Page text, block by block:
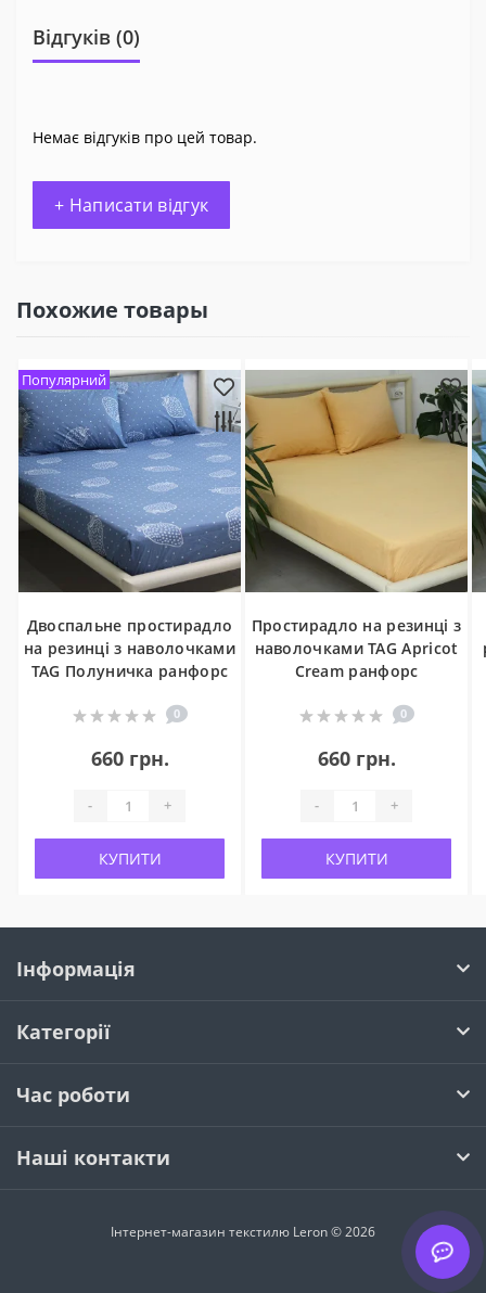
Відгуків (0)
Немає відгуків про цей товар.
+ Написати відгук
Похожие товары
Популярний
Двоспальне простирадло
на резинці з наволочками
TAG Полуничка ранфорс
0
660 грн.
- +
КУПИТИ
Простирадло на резинці з
наволочками TAG Apricot
Cream ранфорс
0
660 грн.
- +
КУПИТИ
Інформація
Категорії
Час роботи
Наші контакти
Інтернет-магазин текстилю Leron © 2026